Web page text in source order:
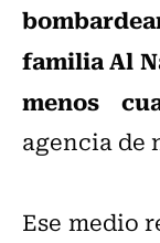
familia Al
menos
agencia de
Ese medio